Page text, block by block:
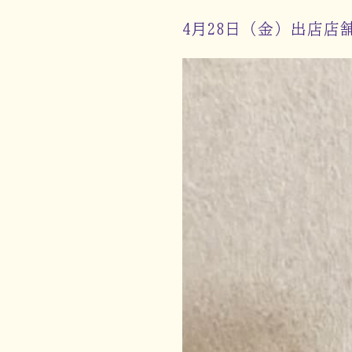
4月28日（金）出店店